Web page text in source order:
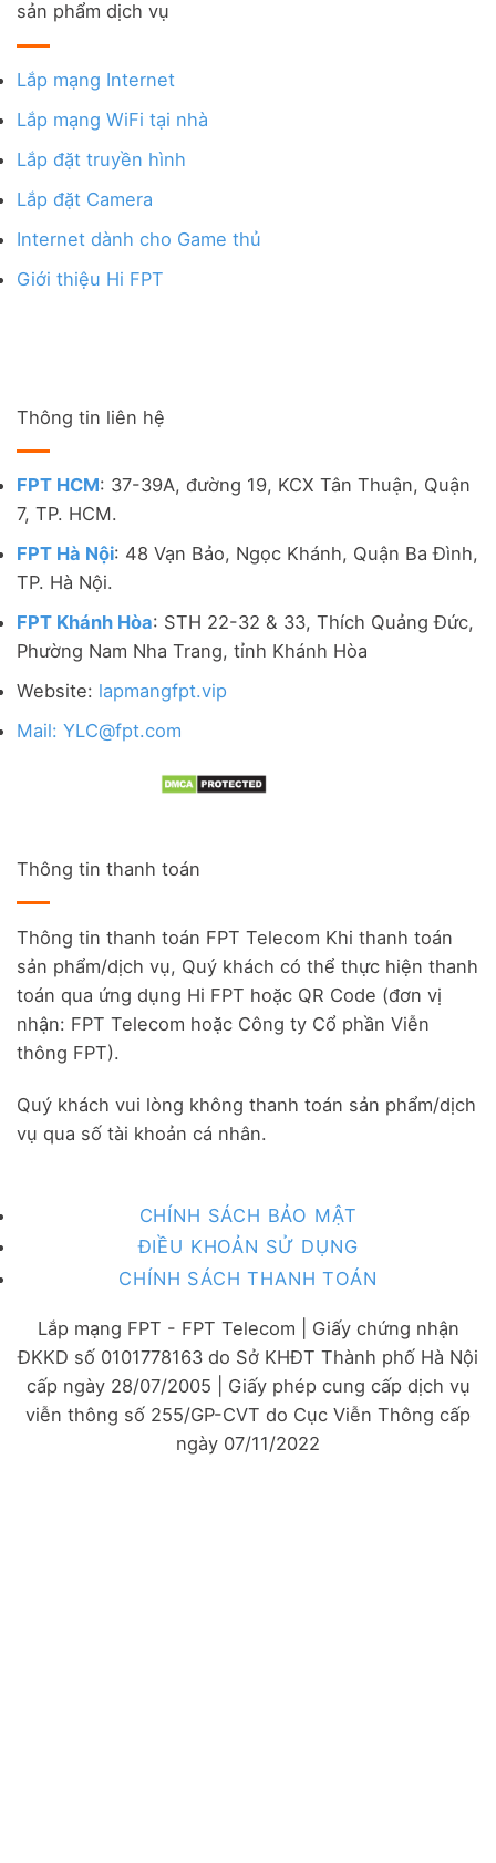
sản phẩm dịch vụ
Lắp mạng Internet
Lắp mạng WiFi tại nhà
Lắp đặt truyền hình
Lắp đặt Camera
Internet dành cho Game thủ
Giới thiệu Hi FPT
Thông tin liên hệ
FPT HCM: 37-39A, đường 19, KCX Tân Thuận, Quận
7, TP. HCM.
FPT Hà Nội: 48 Vạn Bảo, Ngọc Khánh, Quận Ba Đình,
TP. Hà Nội.
FPT Khánh Hòa: STH 22-32 & 33, Thích Quảng Đức,
Phường Nam Nha Trang, tỉnh Khánh Hòa
Website: lapmangfpt.vip
Mail: YLC@fpt.com
Thông tin thanh toán
Thông tin thanh toán FPT Telecom Khi thanh toán
sản phẩm/dịch vụ, Quý khách có thể thực hiện thanh
toán qua ứng dụng Hi FPT hoặc QR Code (đơn vị
nhận: FPT Telecom hoặc Công ty Cổ phần Viễn
thông FPT).
Quý khách vui lòng không thanh toán sản phẩm/dịch
vụ qua số tài khoản cá nhân.
CHÍNH SÁCH BẢO MẬT
ĐIỀU KHOẢN SỬ DỤNG
CHÍNH SÁCH THANH TOÁN
Lắp mạng FPT - FPT Telecom | Giấy chứng nhận
ĐKKD số 0101778163 do Sở KHĐT Thành phố Hà Nội
cấp ngày 28/07/2005 | Giấy phép cung cấp dịch vụ
viễn thông số 255/GP-CVT do Cục Viễn Thông cấp
ngày 07/11/2022